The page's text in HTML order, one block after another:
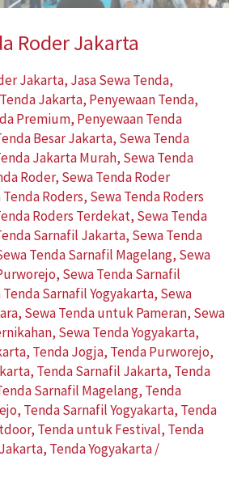
Roder Jakarta
Jakarta, Jasa Sewa Tenda,
Jakarta, Penyewaan Tenda,
Premium, Penyewaan Tenda
Besar Jakarta, Sewa Tenda
Jakarta Murah, Sewa Tenda
Roder, Sewa Tenda Roder
Tenda Roders, Sewa Tenda Roders
Roders Terdekat, Sewa Tenda
Sarnafil Jakarta, Sewa Tenda
Tenda Sarnafil Magelang, Sewa
, Sewa Tenda Sarnafil
Tenda Sarnafil Yogyakarta, Sewa
, Sewa Tenda untuk Pameran, Sewa
, Sewa Tenda Yogyakarta,
, Tenda Jogja, Tenda Purworejo,
, Tenda Sarnafil Jakarta, Tenda
Sarnafil Magelang, Tenda
, Tenda Sarnafil Yogyakarta, Tenda
, Tenda untuk Festival, Tenda
, Tenda Yogyakarta/